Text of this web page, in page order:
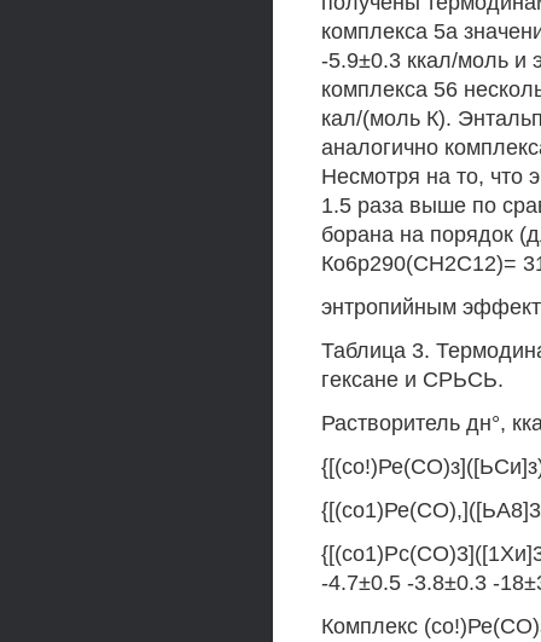
комплекса 5а
-5.9±0.3 ккал/моль и
комплекса 56
кал/(моль К).
аналогично
Несмотря на то, что
1.5 раза выше по
борана на порядок
Ко6р290(СН2С12)=
энтропийным
Таблица 3.
гексане и СРЬСЬ.
Растворитель дн°,
-4.7±0.5 -3.8±0.3 -
Комплекс